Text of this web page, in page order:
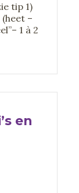
tip 1)
–
1 à 2
en